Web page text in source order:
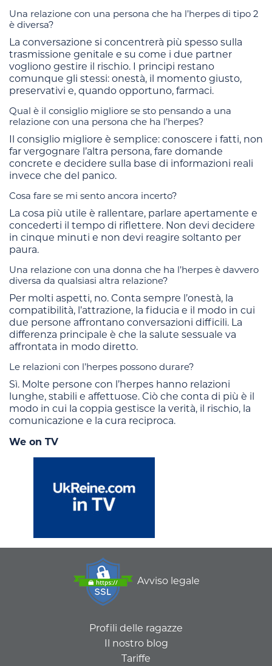
Una relazione con una persona che ha l’herpes di tipo 2
è diversa?
La conversazione si concentrerà più spesso sulla
trasmissione genitale e su come i due partner
vogliono gestire il rischio. I principi restano
comunque gli stessi: onestà, il momento giusto,
preservativi e, quando opportuno, farmaci.
Qual è il consiglio migliore se sto pensando a una
relazione con una persona che ha l’herpes?
Il consiglio migliore è semplice: conoscere i fatti, non
far vergognare l’altra persona, fare domande
concrete e decidere sulla base di informazioni reali
invece che del panico.
Cosa fare se mi sento ancora incerto?
La cosa più utile è rallentare, parlare apertamente e
concederti il tempo di riflettere. Non devi decidere
in cinque minuti e non devi reagire soltanto per
paura.
Una relazione con una donna che ha l’herpes è davvero
diversa da qualsiasi altra relazione?
Per molti aspetti, no. Conta sempre l’onestà, la
compatibilità, l’attrazione, la fiducia e il modo in cui
due persone affrontano conversazioni difficili. La
differenza principale è che la salute sessuale va
affrontata in modo diretto.
Le relazioni con l’herpes possono durare?
Sì. Molte persone con l’herpes hanno relazioni
lunghe, stabili e affettuose. Ciò che conta di più è il
modo in cui la coppia gestisce la verità, il rischio, la
comunicazione e la cura reciproca.
We on TV
Avviso legale
Profili delle ragazze
Il nostro blog
Tariffe